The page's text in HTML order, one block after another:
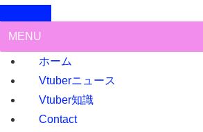
MENU
ホーム
Vtuberニュース
Vtuber知識
Contact